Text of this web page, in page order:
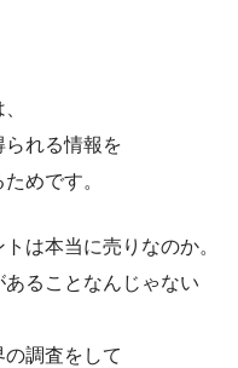
られる情報を
めです。
は本当に売りなのか。
ることなんじゃない
調査をして